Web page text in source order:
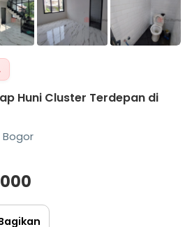
Huni Cluster Terdepan di
Bogor